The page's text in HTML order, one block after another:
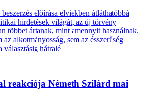
előírása elviekben átláthatóbbá
hirdetések világát, az új törvény
többet ártanak, mint amennyit használnak.
az alkotmányosság, sem az ésszerűség
választásig hátralé
reakciója Németh Szilárd mai